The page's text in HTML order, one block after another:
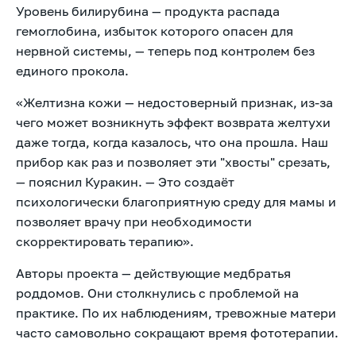
Уровень билирубина — продукта распада
гемоглобина, избыток которого опасен для
нервной системы, — теперь под контролем без
единого прокола.
«Желтизна кожи — недостоверный признак, из-за
чего может возникнуть эффект возврата желтухи
даже тогда, когда казалось, что она прошла. Наш
прибор как раз и позволяет эти "хвосты" срезать,
— пояснил Куракин. — Это создаёт
психологически благоприятную среду для мамы и
позволяет врачу при необходимости
скорректировать терапию».
Авторы проекта — действующие медбратья
роддомов. Они столкнулись с проблемой на
практике. По их наблюдениям, тревожные матери
часто самовольно сокращают время фототерапии.